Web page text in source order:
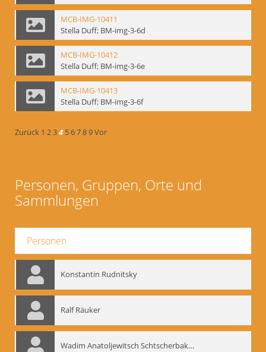
MCB-IMG-10411
Stella Duff; BM-img-3-6d
MCB-IMG-10412
Stella Duff; BM-img-3-6e
MCB-IMG-10413
Stella Duff; BM-img-3-6f
Zurück 1 234 56789Vor
Personen, Gruppen, Orte und
Sammlungen
Personen
Konstantin Rudnitsky
Ralf Räuker
Wadim Anatoljewitsch Schtscherbakow